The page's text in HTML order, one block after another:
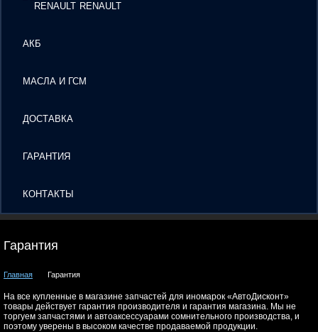
RENAULT
АКБ
МАСЛА И ГСМ
ДОСТАВКА
ГАРАНТИЯ
КОНТАКТЫ
Главная Гарантия
Гарантия
На все купленные в магазине запчастей для иномарок «АвтоДисконт»
товары действует гарантия производителя и гарантия магазина. Мы не
торгуем запчастями и автоаксессуарами сомнительного производства, и
поэтому уверены в высоком качестве продаваемой продукции.